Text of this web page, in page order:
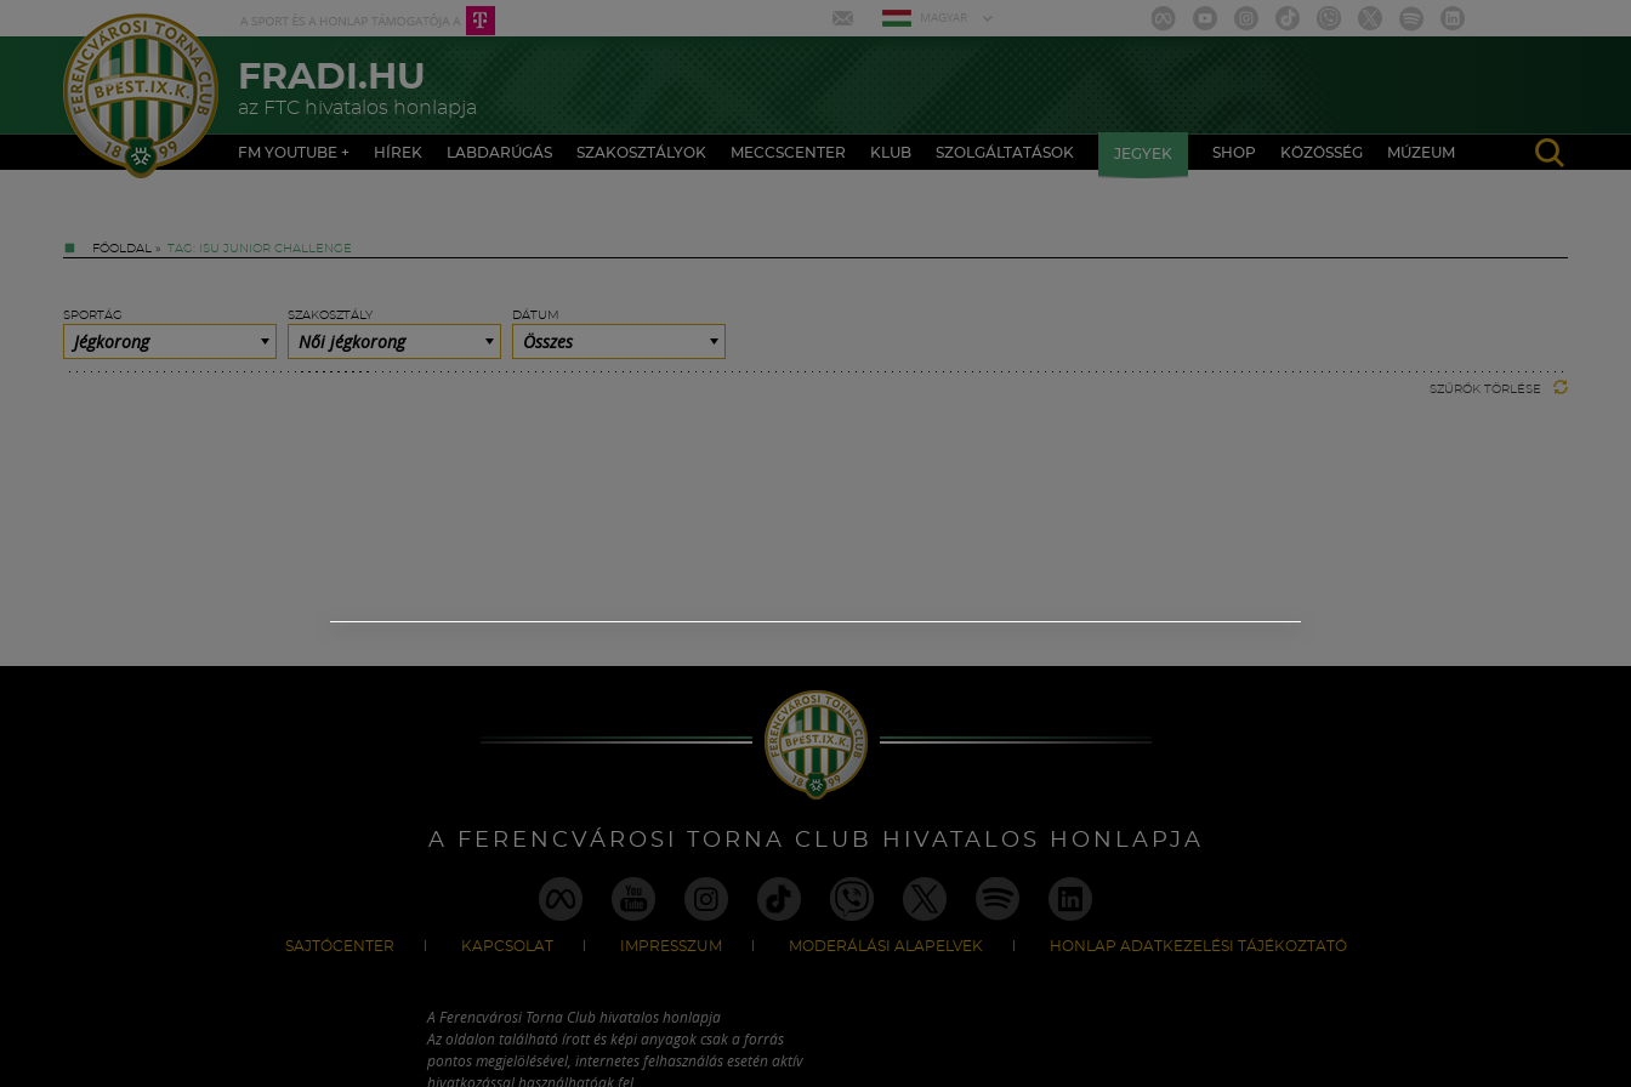
MAGYAR
FRADI.HU
az FTC hivatalos honlapja
FM YOUTUBE + HÍREK LABDARÚGÁS SZAKOSZTÁLYOK MECCSCENTER KLUB SZOLGÁLTATÁSOK JEGYEK SHOP KÖZÖSSÉG MÚZEUM
FŐOLDAL » TAG: ISU JUNIOR CHALLENGE
SPORTÁG
Jégkorong
SZAKOSZTÁLY
Női jégkorong
DÁTUM
Összes
SZŰRŐK TÖRLÉSE
A FERENCVÁROSI TORNA CLUB HIVATALOS HONLAPJA
SAJTÓCENTER KAPCSOLAT IMPRESSZUM MODERÁLÁSI ALAPELVEK HONLAP ADATKEZELÉSI TÁJÉKOZTATÓ
A Ferencvárosi Torna Club hivatalos honlapja
Az oldalon található írott és képi anyagok csak a forrás
pontos megjelölésével, internetes felhasználás esetén aktív
hivatkozással használhatóak fel.